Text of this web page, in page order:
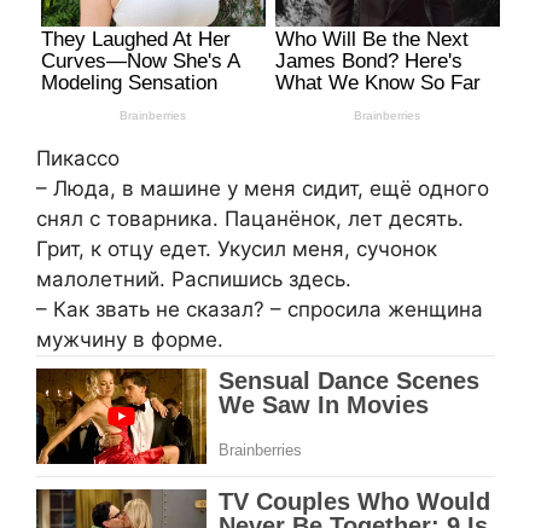
Пикассо
– Люда, в машине у меня сидит, ещё одного
снял с товарника. Пацанёнок, лет десять.
Грит, к отцу едет. Укусил меня, сучонок
малолетний. Распишись здесь.
– Как звать не сказал? – спросила женщина
мужчину в форме.